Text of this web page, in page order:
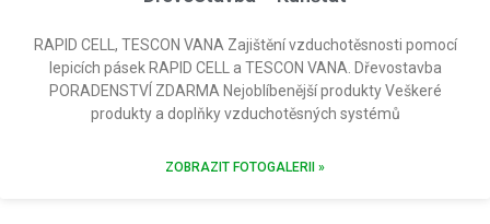
RAPID CELL, TESCON VANA Zajištění vzduchotěsnosti pomocí
lepicích pásek RAPID CELL a TESCON VANA. Dřevostavba
PORADENSTVÍ ZDARMA Nejoblíbenější produkty Veškeré
produkty a doplňky vzduchotěsných systémů
ZOBRAZIT FOTOGALERII »